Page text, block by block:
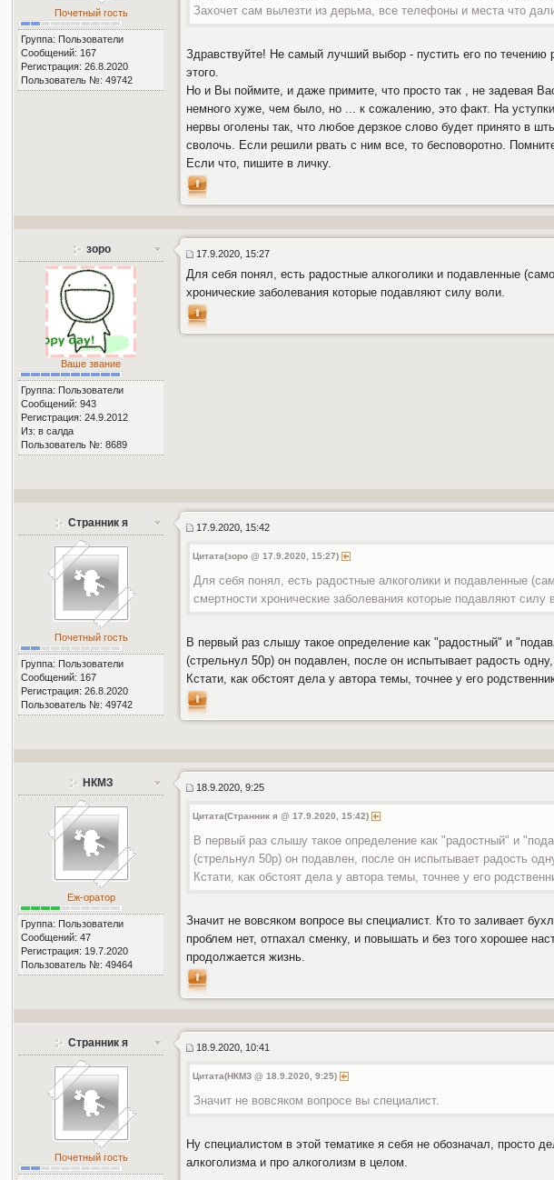
Почетный гость
Группа: Пользователи
Сообщений: 167
Регистрация: 26.8.2020
Пользователь №: 49742
Захочет сам вылезти из дерьма, все телефоны и места что
Здравствуйте! Не самый лучший выбор - пустить его по
этого.
Но и Вы поймите, и даже примите, что просто так , не задевая
немного хуже, чем было, но ... к сожалению, это факт. На
нервы оголены так, что любое дерзкое слово будет принято в
сволочь. Если решили рвать с ним все, то бесповоротно.
Если что, пишите в личку.
зоро
Ваше звание
Группа: Пользователи
Сообщений: 943
Регистрация: 24.9.2012
Из: в салда
Пользователь №: 8689
17.9.2020, 15:27
Для себя понял, есть радостные алкоголики и подавленные
хронические заболевания которые подавляют силу воли.
Странник я
Почетный гость
Группа: Пользователи
Сообщений: 167
Регистрация: 26.8.2020
Пользователь №: 49742
17.9.2020, 15:42
Цитата(зоро @ 17.9.2020, 15:27)
Для себя понял, есть радостные алкоголики и подавленные
смертности хронические заболевания которые подавляют силу
В первый раз слышу такое определение как "радостный" и
(стрельнул 50р) он подавлен, после он испытывает радость
Кстати, как обстоят дела у автора темы, точнее у его
НКМЗ
Еж-оратор
Группа: Пользователи
Сообщений: 47
Регистрация: 19.7.2020
Пользователь №: 49464
18.9.2020, 9:25
Цитата(Странник я @ 17.9.2020, 15:42)
В первый раз слышу такое определение как "радостный" и
(стрельнул 50р) он подавлен, после он испытывает радость
Кстати, как обстоят дела у автора темы, точнее у его
Значит не вовсяком вопросе вы специалист. Кто то заливает
проблем нет, отпахал сменку, и повышать и без того хорошее
продолжается жизнь.
Странник я
Почетный гость
18.9.2020, 10:41
Цитата(НКМЗ @ 18.9.2020, 9:25)
Значит не вовсяком вопросе вы специалист.
Ну специалистом в этой тематике я себя не обозначал, просто
алкоголизма и про алкоголизм в целом.